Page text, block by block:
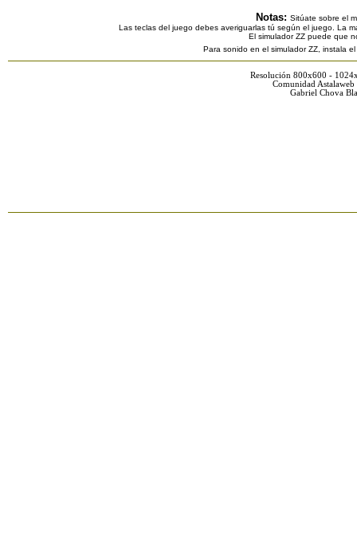
Notas: Sitúate sobre el
Las teclas del juego debes averiguarlas tú según el juego. La
El simulador ZZ puede que
Para sonido en el simulador ZZ, instala
Resolución 800x600 -
Comunidad
Gabriel Chova